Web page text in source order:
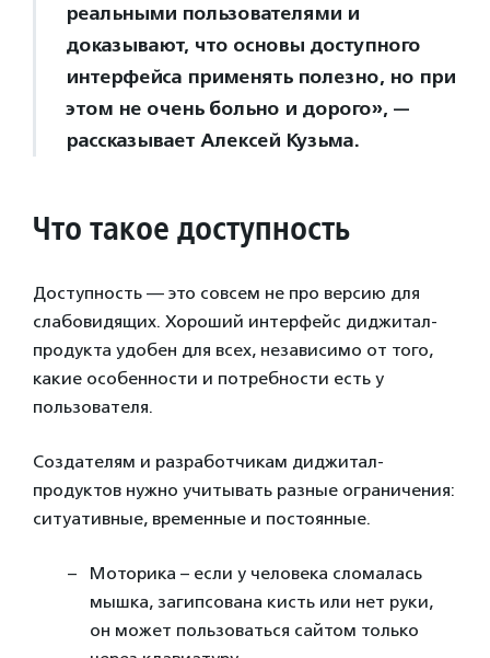
реальными пользователями и
доказывают, что основы доступного
интерфейса применять полезно, но при
этом не очень больно и дорого», —
рассказывает Алексей Кузьма.
Что такое доступность
Доступность — это совсем не про версию для
слабовидящих. Хороший интерфейс диджитал-
продукта удобен для всех, независимо от того,
какие особенности и потребности есть у
пользователя.
Создателям и разработчикам диджитал-
продуктов нужно учитывать разные ограничения:
ситуативные, временные и постоянные.
Моторика – если у человека сломалась
мышка, загипсована кисть или нет руки,
он может пользоваться сайтом только